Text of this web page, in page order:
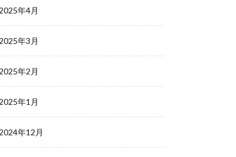
2025年4月
2025年3月
2025年2月
2025年1月
2024年12月